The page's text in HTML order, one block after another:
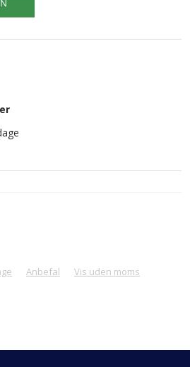
Anbefal Vis uden moms